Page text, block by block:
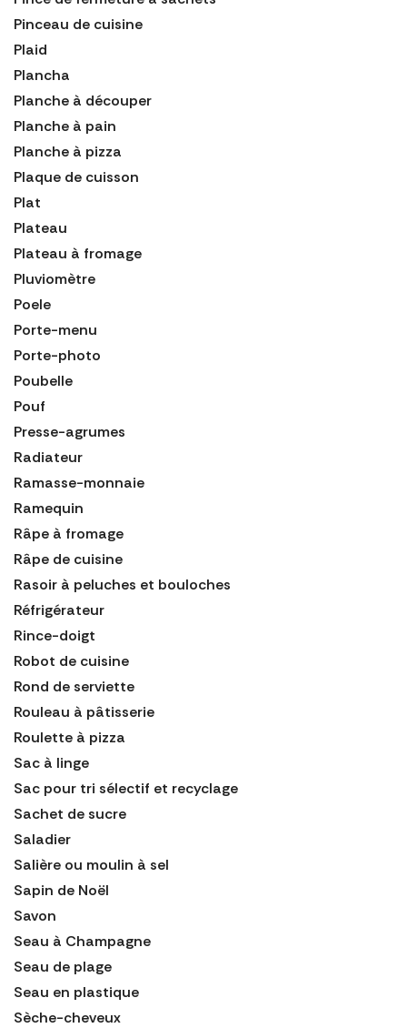
Pinceau de cuisine
Plaid
Plancha
Planche à découper
Planche à pain
Planche à pizza
Plaque de cuisson
Plat
Plateau
Plateau à fromage
Pluviomètre
Poele
Porte-menu
Porte-photo
Poubelle
Pouf
Presse-agrumes
Radiateur
Ramasse-monnaie
Ramequin
Râpe à fromage
Râpe de cuisine
Rasoir à peluches et bouloches
Réfrigérateur
Rince-doigt
Robot de cuisine
Rond de serviette
Rouleau à pâtisserie
Roulette à pizza
Sac à linge
Sac pour tri sélectif et recyclage
Sachet de sucre
Saladier
Salière ou moulin à sel
Sapin de Noël
Savon
Seau à Champagne
Seau de plage
Seau en plastique
Sèche-cheveux